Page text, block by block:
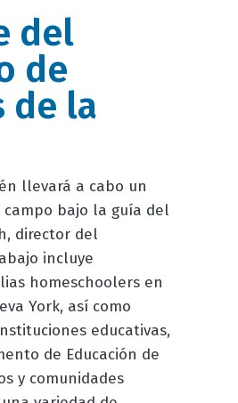
del
de
de la
llevará a cabo un
bajo la guía del
director del
incluye
homeschoolers en
York, así como
educativas,
de Educación de
y comunidades